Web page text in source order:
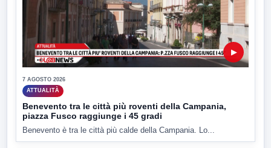
▶
7 AGOSTO 2026
ATTUALITÀ
Benevento tra le città più roventi della Campania,
piazza Fusco raggiunge i 45 gradi
Benevento è tra le città più calde della Campania. Lo...